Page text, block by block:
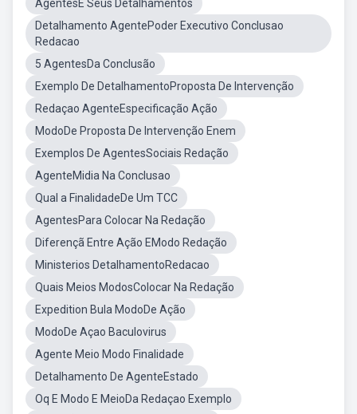
AgentesE Seus Detalhamentos
Detalhamento AgentePoder Executivo Conclusao
Redacao
5 AgentesDa Conclusão
Exemplo De DetalhamentoProposta De Intervenção
Redaçao AgenteEspecificação Ação
ModoDe Proposta De Intervenção Enem
Exemplos De AgentesSociais Redação
AgenteMidia Na Conclusao
Qual a FinalidadeDe Um TCC
AgentesPara Colocar Na Redação
Diferençã Entre Ação EModo Redação
Ministerios DetalhamentoRedacao
Quais Meios ModosColocar Na Redação
Expedition Bula ModoDe Ação
ModoDe Açao Baculovirus
Agente Meio Modo Finalidade
Detalhamento De AgenteEstado
Oq E Modo E MeioDa Redaçao Exemplo